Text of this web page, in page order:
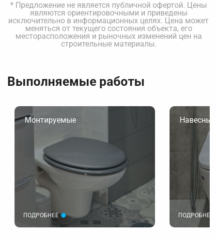
* Предложение не является публичной офертой. Цены
являются ориентировочными и приведены
исключительно в информационных целях. Цена может
меняться от текущего состояния объекта, его
месторасположения и рыночных изменений цен на
строительные материалы.
Выполняемые работы
Монтируемые
ПОДРОБНЕЕ
Установка приставных унитазов, которые
Навесные
ПОДРОБНЕЕ